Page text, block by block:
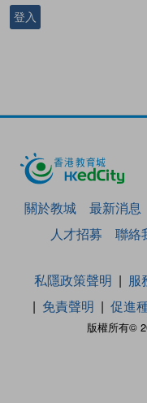
登入
關於教城 最新消息
人才招募
聯絡
版權所有©
私隱政策聲明 服
免責聲明
促進